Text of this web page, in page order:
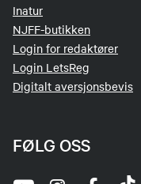
Inatur
NJFF-butikken
Login for redaktører
Login LetsReg
Digitalt aversjonsbevis
FØLG OSS